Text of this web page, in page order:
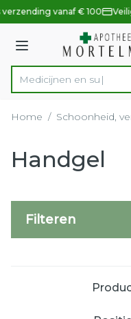
Ga naar de inhoud
1 van 1vanaf € 100
Menu
Product, merk,
Home / Schoonheid,
Handgel
Filteren